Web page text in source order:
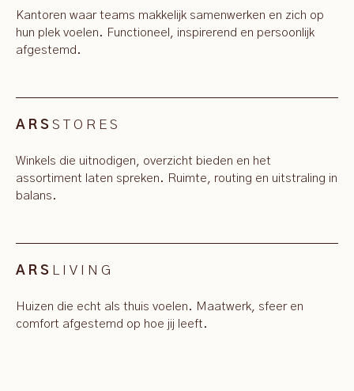
Kantoren waar teams makkelijk samenwerken en zich op
hun plek voelen. Functioneel, inspirerend en persoonlijk
afgestemd.
ARS STORES
Winkels die uitnodigen, overzicht bieden en het
assortiment laten spreken. Ruimte, routing en uitstraling in
balans.
ARS LIVING
Huizen die echt als thuis voelen. Maatwerk, sfeer en
comfort afgestemd op hoe jij leeft.